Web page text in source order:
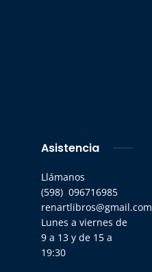
Asistencia
Llámanos
(598) 096716985
renartlibros@gmail.com
Lunes a viernes de
9 a 13 y de 15 a
19:30